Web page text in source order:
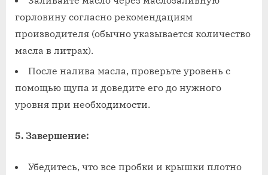
горловину согласно рекомендациям
производителя (обычно указывается количество
масла в литрах).
После налива масла, проверьте уровень с
помощью щупа и доведите его до нужного
уровня при необходимости.
5. Завершение:
Убедитесь, что все пробки и крышки плотно